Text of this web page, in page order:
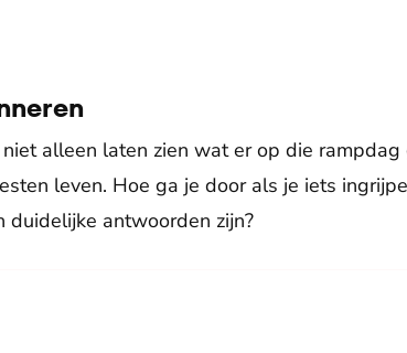
alleen laten zien wat er op die
leven. Hoe ga je door als je iets
antwoorden zijn?